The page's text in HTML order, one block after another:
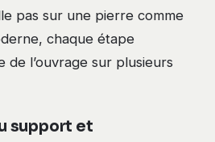
pas sur une pierre comme
chaque étape
de l’ouvrage sur plusieurs
support et